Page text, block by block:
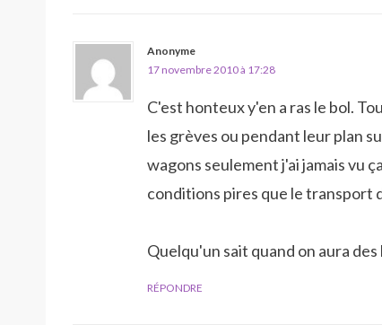
Anonyme
17 novembre 2010 à 17:28
C'est honteux y'en a ras le bol.
les grèves ou pendant leur plan
wagons seulement j'ai jamais vu
conditions pires que le transport
Quelqu'un sait quand on aura
RÉPONDRE